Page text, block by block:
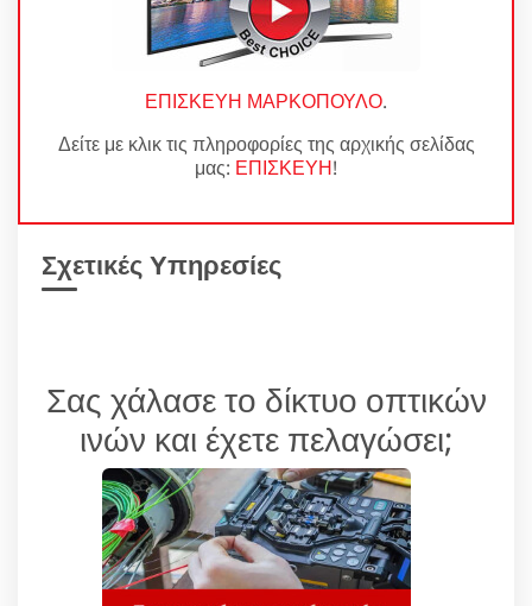
ΕΠΙΣΚΕΥΗ ΜΑΡΚΟΠΟΥΛΟ.
Δείτε με κλικ τις πληροφορίες της αρχικής σελίδας
μας: ΕΠΙΣΚΕΥΗ!
Σχετικές Υπηρεσίες
Σας χάλασε το δίκτυο οπτικών
ινών και έχετε πελαγώσει;